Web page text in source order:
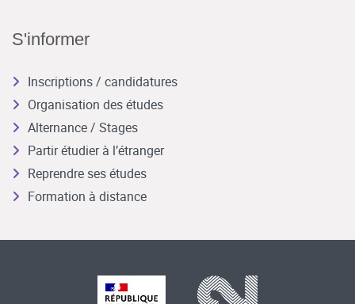
S'informer
Inscriptions / candidatures
Organisation des études
Alternance / Stages
Partir étudier à l’étranger
Reprendre ses études
Formation à distance